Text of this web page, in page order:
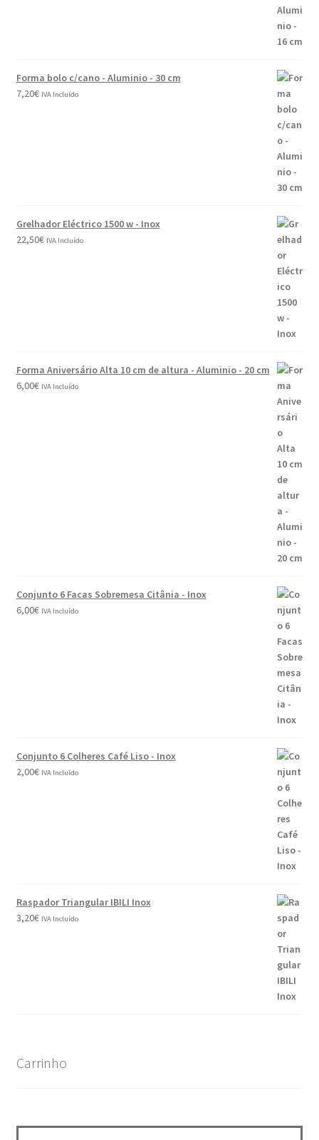
Forma bolo c/cano - Aluminio - 30 cm
7,20€ IVA Incluído
Grelhador Eléctrico 1500 w - Inox
22,50€ IVA Incluído
Forma Aniversário Alta 10 cm de altura - Aluminio - 20 cm
6,00€ IVA Incluído
Conjunto 6 Facas Sobremesa Citânia - Inox
6,00€ IVA Incluído
Conjunto 6 Colheres Café Liso - Inox
2,00€ IVA Incluído
Raspador Triangular IBILI Inox
3,20€ IVA Incluído
Carrinho